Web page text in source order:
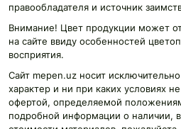
правообладателя и источник
Внимание! Цвет продукции может
на сайте ввиду особенностей
восприятия.
Сайт mepen.uz носит
характер и ни при каких условиях
офертой, определяемой
подробной информации о наличии,